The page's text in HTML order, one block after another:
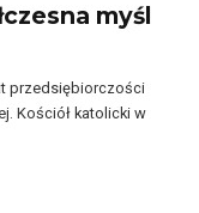
myśl
przedsiębiorczości
Kościół katolicki w